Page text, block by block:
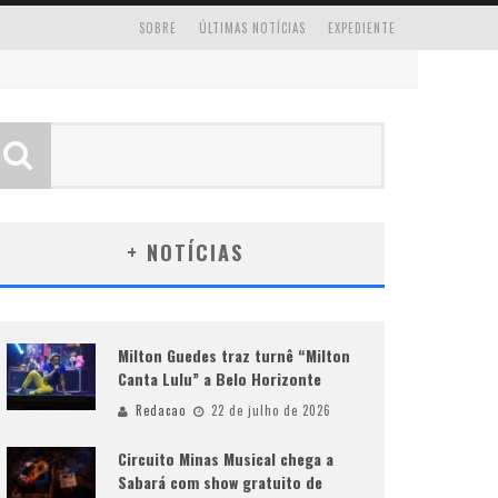
EXPEDIENTE
ÚLTIMAS NOTÍCIAS
SOBRE
+ NOTÍCIAS
Milton Guedes traz turnê “Milton
Canta Lulu” a Belo Horizonte
Redacao 22 de julho de 2026
Circuito Minas Musical chega a
Sabará com show gratuito de